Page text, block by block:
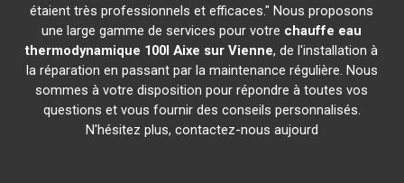
étaient très professionnels et efficaces." Nous proposons
une large gamme de services pour votre chauffe eau
thermodynamique 100l Aixe sur Vienne, de l'installation à
la réparation en passant par la maintenance régulière. Nous
sommes à votre disposition pour répondre à toutes vos
questions et vous fournir des conseils personnalisés.
N'hésitez plus, contactez-nous aujourd